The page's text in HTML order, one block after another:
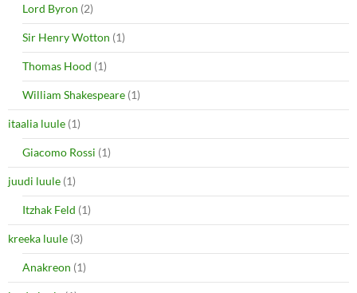
Lord Byron (2)
Sir Henry Wotton (1)
Thomas Hood (1)
William Shakespeare (1)
itaalia luule (1)
Giacomo Rossi (1)
juudi luule (1)
Itzhak Feld (1)
kreeka luule (3)
Anakreon (1)